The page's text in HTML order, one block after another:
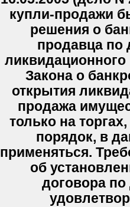
купли-продажи
решения о
продавца по
Закона о
открытия
продажа
только на
порядок, в
применяться.
об
договора